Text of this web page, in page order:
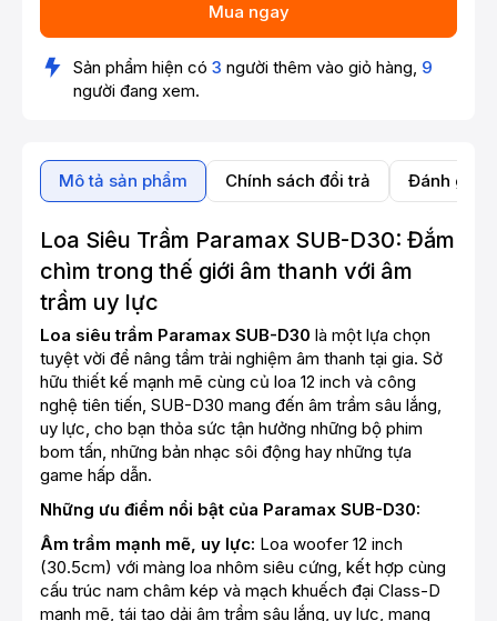
Mua ngay
Sản phẩm hiện có 3 người thêm vào giỏ hàng, 9
người đang xem.
Mô tả sản phẩm Chính sách đổi trả Đánh giá
Loa Siêu Trầm Paramax SUB-D30: Đắm
chìm trong thế giới âm thanh với âm
trầm uy lực
Loa siêu trầm Paramax SUB-D30 là một lựa chọn
tuyệt vời để nâng tầm trải nghiệm âm thanh tại gia. Sở
hữu thiết kế mạnh mẽ cùng củ loa 12 inch và công
nghệ tiên tiến, SUB-D30 mang đến âm trầm sâu lắng,
uy lực, cho bạn thỏa sức tận hưởng những bộ phim
bom tấn, những bản nhạc sôi động hay những tựa
game hấp dẫn.
Những ưu điểm nổi bật của Paramax SUB-D30:
Âm trầm mạnh mẽ, uy lực: Loa woofer 12 inch
(30.5cm) với màng loa nhôm siêu cứng, kết hợp cùng
cấu trúc nam châm kép và mạch khuếch đại Class-D
mạnh mẽ, tái tạo dải âm trầm sâu lắng, uy lực, mang